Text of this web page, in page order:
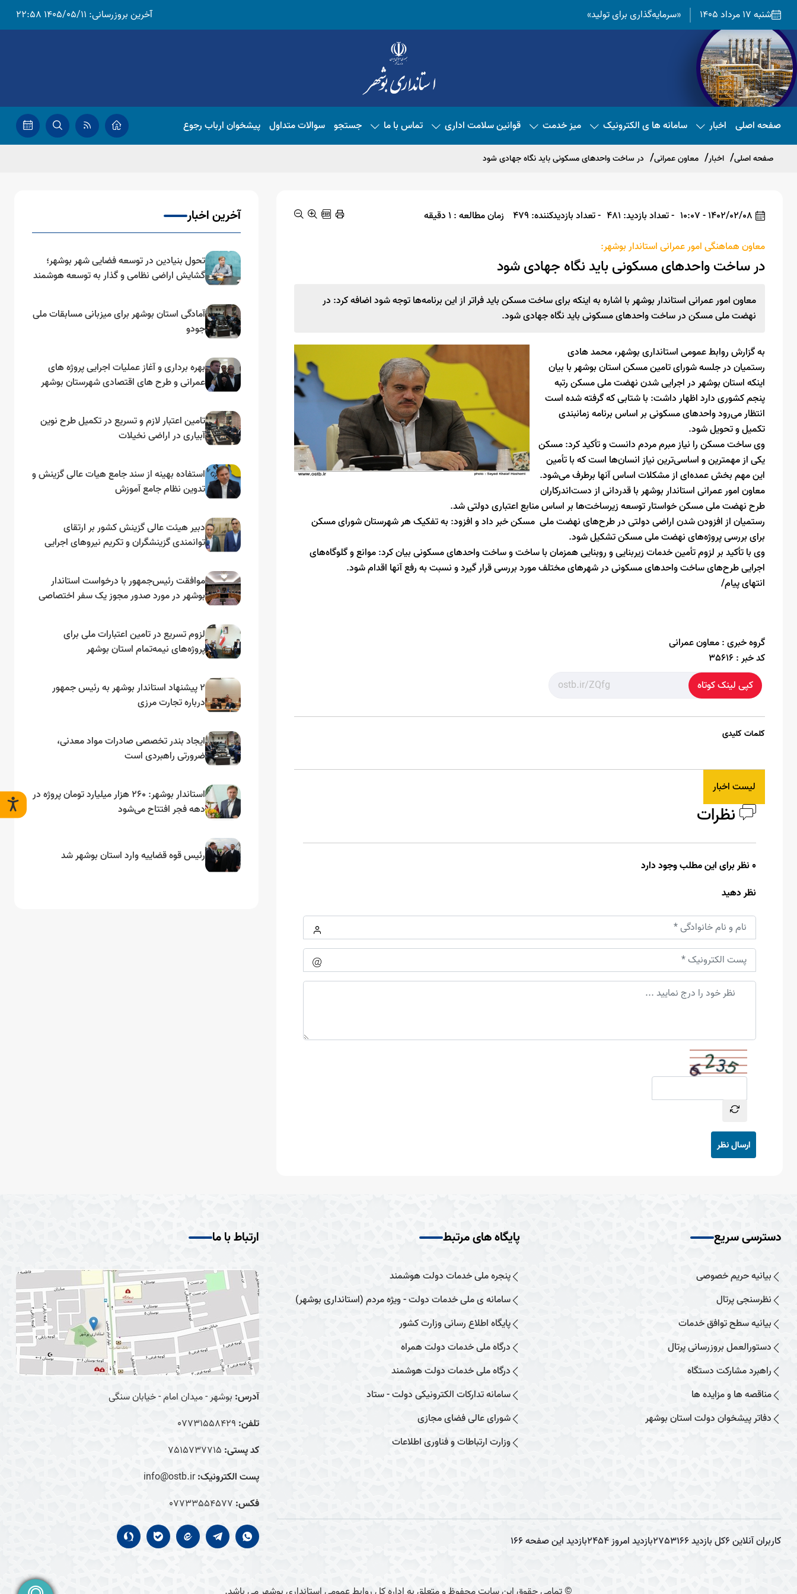
شنبه 17 مرداد 1405 «سرمایه‌گذاری برای تولید» آخرین بروزرسانی: 1405/05/11 22:58
صفحه اصلی اخبار سامانه ها ی الکترونیک میز خدمت قوانین سلامت اداری تماس با ما جستجو سوالات متداول پیشخوان ارباب رجوع
صفحه اصلی اخبار معاون عمرانی در ساخت واحدهای مسکونی باید نگاه جهادی شود
1402/02/08 - 10:07 - تعداد بازدید: 481 - تعداد بازدیدکننده: 479
زمان مطالعه : 1 دقیقه
معاون هماهنگی امور عمرانی استاندار بوشهر:
در ساخت واحدهای مسکونی باید نگاه جهادی شود
معاون امور عمرانی استاندار بوشهر با اشاره به اینکه برای ساخت مسکن باید فراتر از این برنامه‌ها توجه شود اضافه کرد: در
نهضت ملی مسکن در ساخت واحدهای مسکونی باید نگاه جهادی شود.
به گزارش روابط عمومی استانداری بوشهر، محمد هادی
رستمیان در جلسه شورای تامین مسکن استان بوشهر با بیان
اینکه استان بوشهر در اجرایی شدن نهضت ملی مسکن رتبه
پنجم کشوری دارد اظهار داشت: با شتابی که گرفته شده است
انتظار می‌رود واحدهای مسکونی بر اساس برنامه زمانبندی
تکمیل و تحویل شود.
وی ساخت مسکن را نیاز مبرم مردم دانست و تأکید کرد: مسکن
یکی از مهمترین و اساسی‌ترین نیاز انسان‌ها است که با تأمین
این مهم بخش عمده‌ای از مشکلات اساس آنها برطرف می‌شود.
معاون امور عمرانی استاندار بوشهر با قدردانی از دست‌اندرکاران
طرح نهضت ملی مسکن خواستار توسعه زیرساخت‌ها بر اساس منابع اعتباری دولتی شد.
رستمیان از افزودن شدن اراضی دولتی در طرح‌های نهضت ملی مسکن خبر داد و افزود: به تفکیک هر شهرستان شورای مسکن
برای بررسی پروژه‌‌های نهضت ملی مسکن تشکیل شود.
وی با تأکید بر لزوم تأمین خدمات زیربنایی و روبنایی همزمان با ساخت و ساخت واحدهای مسکونی بیان کرد: موانع و گلوگاه‌های
اجرایی طرح‌های ساخت واحدهای مسکونی در شهرهای مختلف مورد بررسی قرار گیرد و نسبت به رفع آنها اقدام شود.
انتهای پیام/
گروه خبری :معاون عمرانی
کد خبر :35616
کپی لینک کوتاه
کلمات کلیدی
لیست اخبار
نظرات
0 نظر برای این مطلب وجود دارد
نظر دهید
ارسال نظر
آخرین اخبار
تحول بنیادین در توسعه فضایی شهر بوشهر؛
گشایش اراضی نظامی و گذار به توسعه هوشمند
آمادگی استان بوشهر برای میزبانی مسابقات ملی
جودو
بهره برداری و آغاز عملیات اجرایی پروژه های
عمرانی و طرح های اقتصادی شهرستان بوشهر
تامین اعتبار لازم و تسریع در تکمیل طرح نوین
آبیاری در اراضی نخیلات
استفاده بهینه از سند جامع هیات عالی گزینش و‌
تدوین نظام جامع آموزش
دبیر هیئت عالی گزینش کشور بر ارتقای
توانمندی گزینشگران و تکریم نیروهای اجرایی
موافقت رئیس‌جمهور با درخواست استاندار
بوشهر در مورد صدور مجوز یک سفر اختصاصی
لزوم تسریع در تامین اعتبارات ملی برای
پروژه‌های نیمه‌تمام استان بوشهر
۲ پیشنهاد استاندار بوشهر به رئیس جمهور
درباره تجارت مرزی
ایجاد بندر تخصصی صادرات مواد معدنی،
ضرورتی راهبردی است
استاندار بوشهر: ۲۶۰ هزار میلیارد تومان پروژه در
دهه فجر افتتاح می‌شود
رئیس قوه قضاییه وارد استان بوشهر شد
دسترسی سریع
بیانیه حریم خصوصی
نظرسنجی پرتال
بیانیه سطح توافق خدمات
دستورالعمل بروزرسانی پرتال
راهبرد مشارکت دستگاه
مناقصه ها و مزایده ها
دفاتر پیشخوان دولت استان بوشهر
پایگاه های مرتبط
پنجره ملی خدمات دولت هوشمند
سامانه ی ملی خدمات دولت - ویژه مردم (استانداری بوشهر)
پایگاه اطلاع رسانی وزارت کشور
درگاه ملی خدمات دولت همراه
درگاه ملی خدمات دولت هوشمند
سامانه تدارکات الکترونیکی دولت - ستاد
شورای عالی فضای مجازی
وزارت ارتباطات و فناوری اطلاعات
ارتباط با ما
آدرس: بوشهر - میدان امام - خیابان سنگی
تلفن: 07731558429
کد پستی: 7515737715
پست الکترونیک:info@ostb.ir
فکس: 07733554577
کاربران آنلاین6کل بازدید2753166بازدید امروز2454بازدید این صفحه166